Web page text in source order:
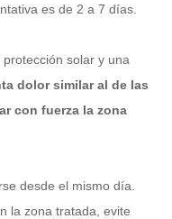
es de 2 a 7 días.
solar y una
dolor similar al de las
con fuerza la zona
desde el mismo día.
la zona tratada, evite